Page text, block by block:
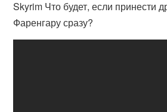
Skyrim Что будет, если принести
Фаренгару сразу?